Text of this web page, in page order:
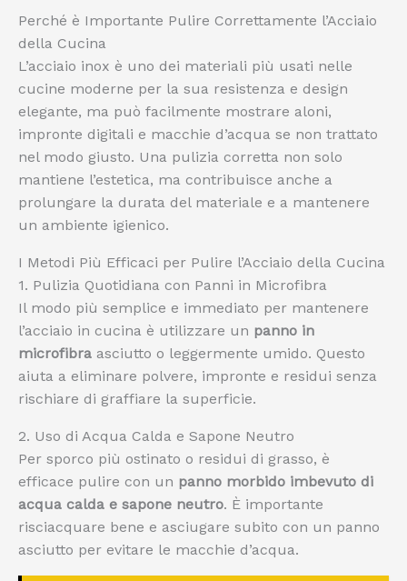
Perché è Importante Pulire Correttamente l’Acciaio
della Cucina
L’acciaio inox è uno dei materiali più usati nelle
cucine moderne per la sua resistenza e design
elegante, ma può facilmente mostrare aloni,
impronte digitali e macchie d’acqua se non trattato
nel modo giusto. Una pulizia corretta non solo
mantiene l’estetica, ma contribuisce anche a
prolungare la durata del materiale e a mantenere
un ambiente igienico.
I Metodi Più Efficaci per Pulire l’Acciaio della Cucina
1. Pulizia Quotidiana con Panni in Microfibra
Il modo più semplice e immediato per mantenere
l’acciaio in cucina è utilizzare un panno in
microfibra asciutto o leggermente umido. Questo
aiuta a eliminare polvere, impronte e residui senza
rischiare di graffiare la superficie.
2. Uso di Acqua Calda e Sapone Neutro
Per sporco più ostinato o residui di grasso, è
efficace pulire con un panno morbido imbevuto di
acqua calda e sapone neutro. È importante
risciacquare bene e asciugare subito con un panno
asciutto per evitare le macchie d’acqua.